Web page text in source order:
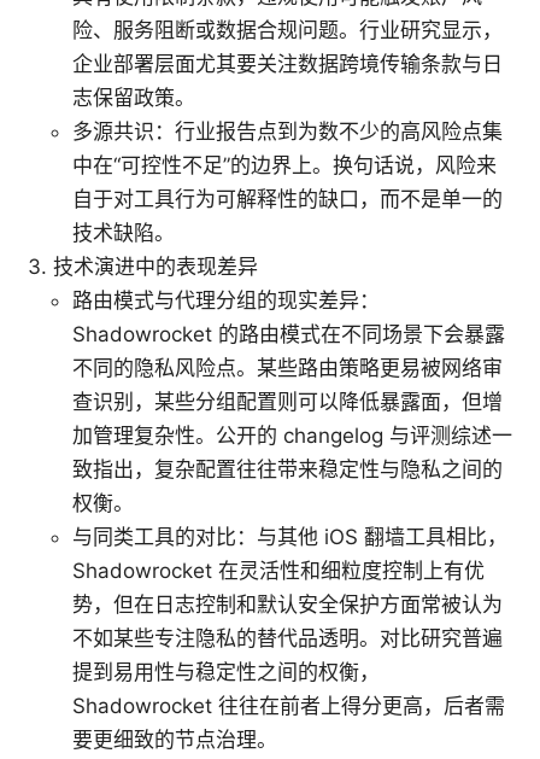
险、服务阻断或数据合规问题。行业研究显示，
企业部署层面尤其要关注数据跨境传输条款与日
志保留政策。
多源共识：行业报告点到为数不少的高风险点集
中在“可控性不足”的边界上。换句话说，风险来
自于对工具行为可解释性的缺口，而不是单一的
技术缺陷。
技术演进中的表现差异
路由模式与代理分组的现实差异：
Shadowrocket 的路由模式在不同场景下会暴露
不同的隐私风险点。某些路由策略更易被网络审
查识别，某些分组配置则可以降低暴露面，但增
加管理复杂性。公开的 changelog 与评测综述一
致指出，复杂配置往往带来稳定性与隐私之间的
权衡。
与同类工具的对比：与其他 iOS 翻墙工具相比，
Shadowrocket 在灵活性和细粒度控制上有优
势，但在日志控制和默认安全保护方面常被认为
不如某些专注隐私的替代品透明。对比研究普遍
提到易用性与稳定性之间的权衡，
Shadowrocket 往往在前者上得分更高，后者需
要更细致的节点治理。